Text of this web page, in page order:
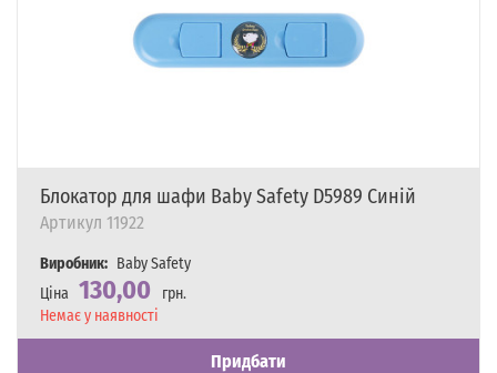
Блокатор для шафи Baby Safety D5989 Синій
Артикул 11922
Виробник: Baby Safety
Ціна 130,00
грн.
Наявність
Немає у наявності
Придбати